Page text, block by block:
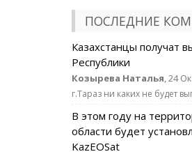
ПОСЛЕДНИЕ
Казахстанцы получат
Республики
Козырева Наталья, 24
г.Тараз ни каких не будет
В этом году на
области будет
KazEOSat